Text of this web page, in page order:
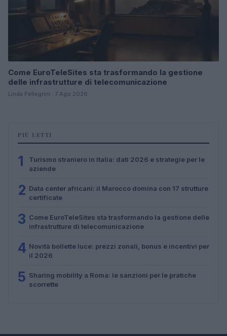
Come EuroTeleSites sta trasformando la gestione
delle infrastrutture di telecomunicazione
Linda Pellegrini · 7 Ago 2026
PIÙ LETTI
1
Turismo straniero in Italia: dati 2026 e strategie per le
aziende
2 Data center africani: il Marocco domina con 17 strutture
certificate
3 Come EuroTeleSites sta trasformando la gestione delle
infrastrutture di telecomunicazione
4 Novità bollette luce: prezzi zonali, bonus e incentivi per
il 2026
5 Sharing mobility a Roma: le sanzioni per le pratiche
scorrette